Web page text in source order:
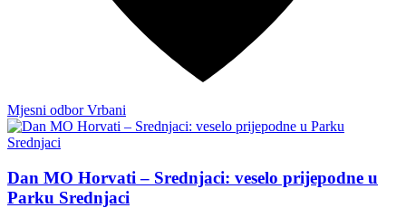
Mjesni odbor Vrbani
Dan MO Horvati – Srednjaci: veselo prijepodne u
Parku Srednjaci